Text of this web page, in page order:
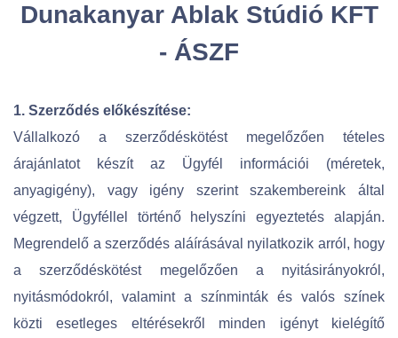
Dunakanyar Ablak Stúdió KFT
- ÁSZF
1. Szerződés előkészítése:
Vállalkozó a szerződéskötést megelőzően tételes
árajánlatot készít az Ügyfél információi (méretek,
anyagigény), vagy igény szerint szakembereink által
végzett, Ügyféllel történő helyszíni egyeztetés alapján.
Megrendelő a szerződés aláírásával nyilatkozik arról, hogy
a szerződéskötést megelőzően a nyitásirányokról,
nyitásmódokról, valamint a színminták és valós színek
közti esetleges eltérésekről minden igényt kielégítő